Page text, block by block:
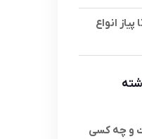
انواع
و چه کسی